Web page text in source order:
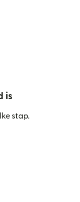
is
stap.